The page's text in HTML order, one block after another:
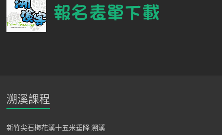
溯溪課程
新竹尖石梅花溪十五米垂降 溯溪